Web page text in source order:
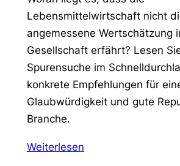
Lebensmittelwirtschaft nicht
angemessene Wertschätzung
Gesellschaft erfährt? Lesen
Spurensuche im
konkrete Empfehlungen für
Glaubwürdigkeit und gute
Branche.
Weiterlesen